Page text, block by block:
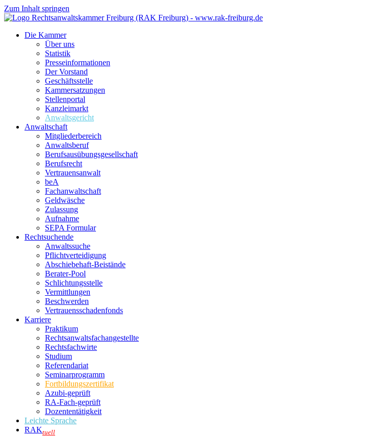
Zum Inhalt springen
Die Kammer
Über uns
Statistik
Presseinformationen
Der Vorstand
Geschäftsstelle
Kammersatzungen
Stellenportal
Kanzleimarkt
Anwaltsgericht
Anwaltschaft
Mitgliederbereich
Anwaltsberuf
Berufsausübungs­gesellschaft
Berufsrecht
Vertrauensanwalt
beA
Fachanwaltschaft
Geldwäsche
Zulassung
Aufnahme
SEPA Formular
Rechtsuchende
Anwaltssuche
Pflichtverteidigung
Abschiebehaft-Beistände
Berater-Pool
Schlichtungsstelle
Vermittlungen
Beschwerden
Vertrauensschadenfonds
Karriere
Praktikum
Rechtsanwalts­fachangestellte
Rechtsfachwirte
Studium
Referendariat
Seminarprogramm
Fortbildungszertifikat
Azubi-geprüft
RA-Fach-geprüft
Dozententätigkeit
Leichte Sprache
RAKtuell